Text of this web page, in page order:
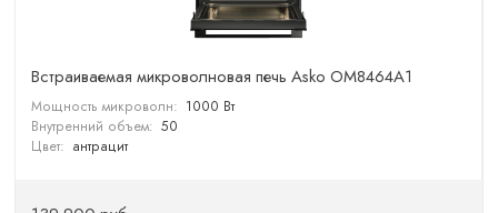
Встраиваемая микроволновая печь Asko OM8464A1
Мощность микроволн: 1000 Вт
Внутренний объем: 50
Цвет: антрацит